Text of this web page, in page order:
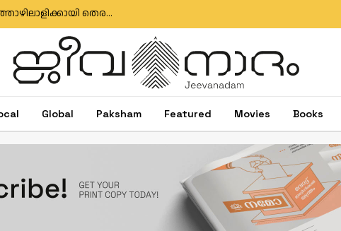
മുതലപ്പൊഴി ബോട്ട് അപകടം: കാണാതായ മത്സ്യത്തൊഴിലാളിക്കായി തെരച്ചിൽ തുടരുന്നു; സർക്കാർ അനാസ്ഥക്കെതിരെ പ്രതിഷേധം
Global Paksham Featured Movies Books